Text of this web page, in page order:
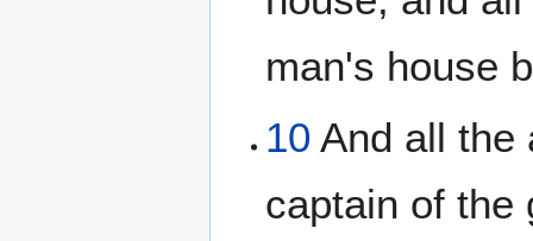
man's house
10 And all the
captain of the